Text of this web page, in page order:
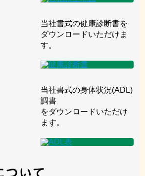
当社書式の健康診断書を
ダウンロードいただけま
す。
当社書式の身体状況(ADL)
調書
をダウンロードいただけ
ます。